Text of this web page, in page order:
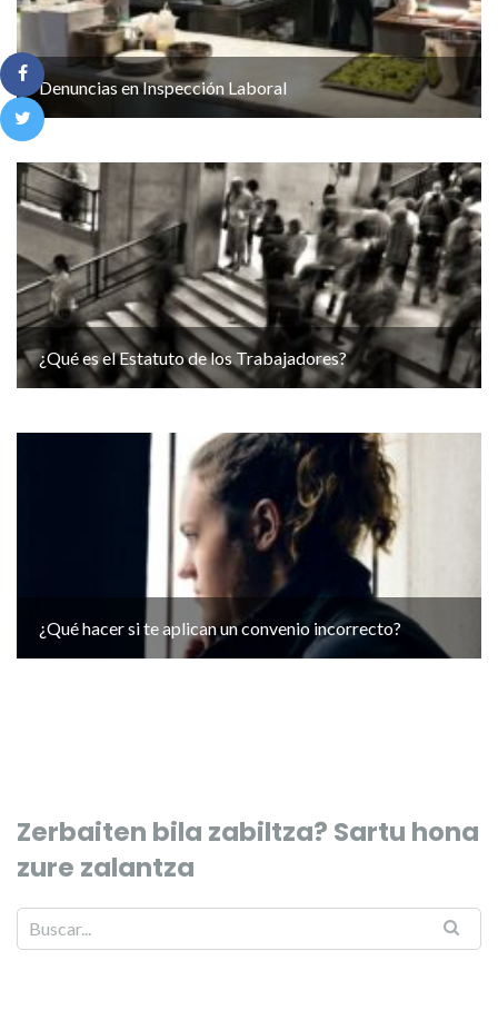
Denuncias en Inspección Laboral
¿Qué es el Estatuto de los Trabajadores?
¿Qué hacer si te aplican un convenio incorrecto?
Zerbaiten bila zabiltza? Sartu hona
zure zalantza